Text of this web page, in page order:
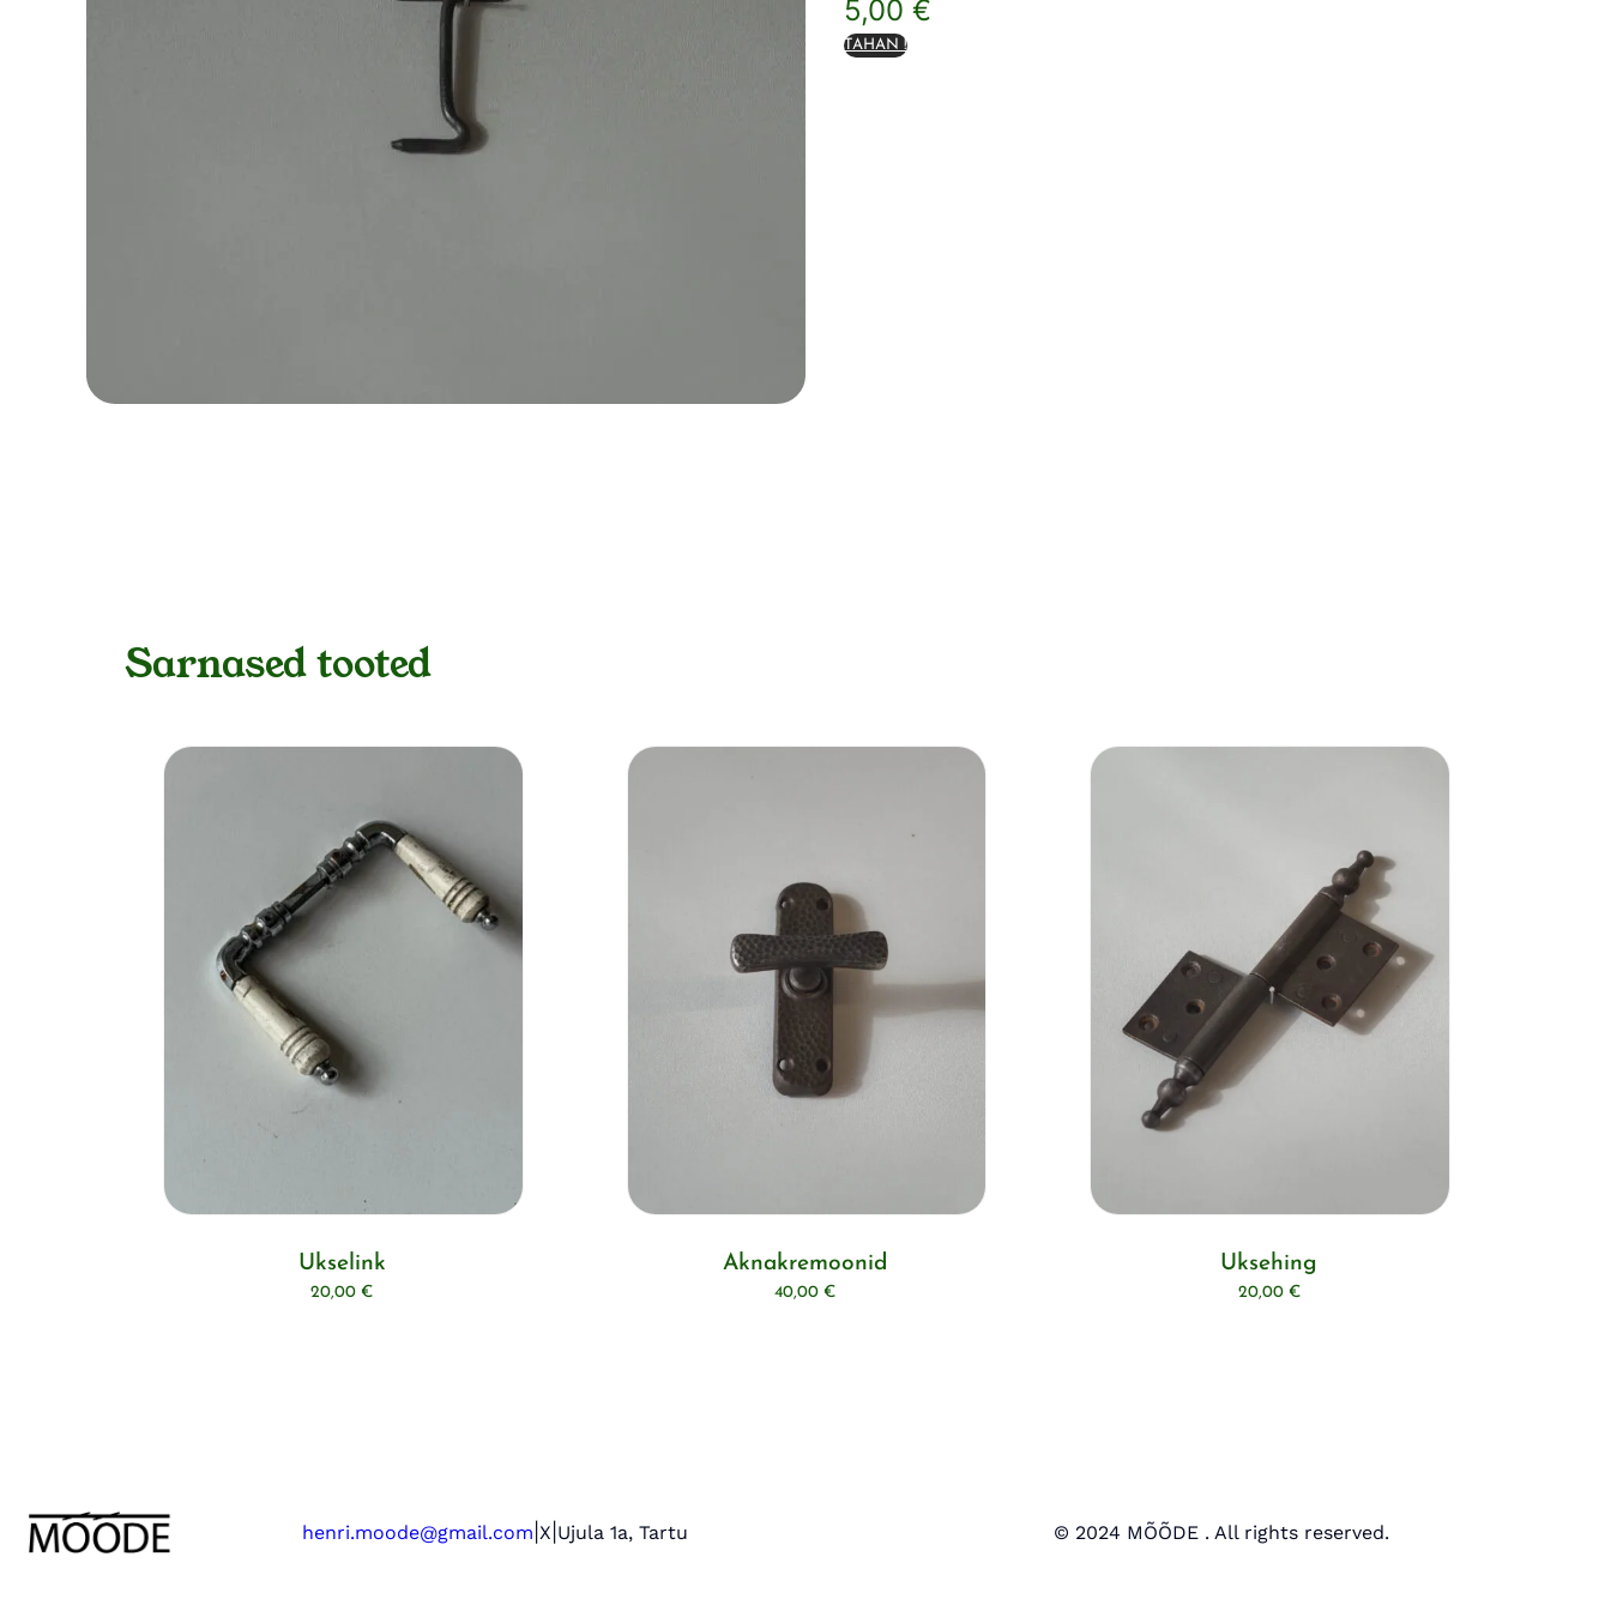
5,00 €
TAHAN !
Sarnased tooted
Ukselink
20,00€
Aknakremoonid
40,00€
Uksehing
20,00 €
henri.moode@gmail.com X Ujula 1a, Tartu © 2024 MÕÕDE . All rights reserved.